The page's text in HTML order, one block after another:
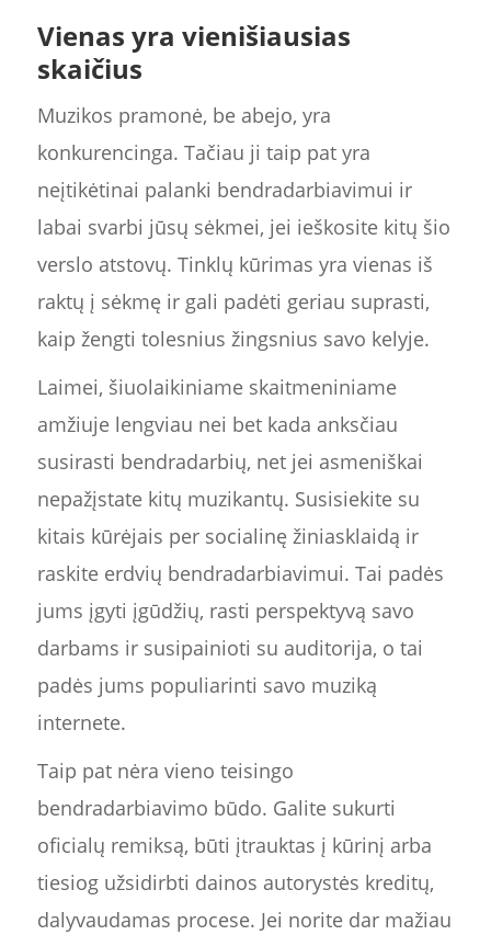
Vienas yra vienišiausias
skaičius
Muzikos pramonė, be abejo, yra
konkurencinga. Tačiau ji taip pat yra
neįtikėtinai palanki bendradarbiavimui ir
labai svarbi jūsų sėkmei, jei ieškosite kitų šio
verslo atstovų. Tinklų kūrimas yra vienas iš
raktų į sėkmę ir gali padėti geriau suprasti,
kaip žengti tolesnius žingsnius savo kelyje.
Laimei, šiuolaikiniame skaitmeniniame
amžiuje lengviau nei bet kada anksčiau
susirasti bendradarbių, net jei asmeniškai
nepažįstate kitų muzikantų. Susisiekite su
kitais kūrėjais per socialinę žiniasklaidą ir
raskite erdvių bendradarbiavimui. Tai padės
jums įgyti įgūdžių, rasti perspektyvą savo
darbams ir susipainioti su auditorija, o tai
padės jums populiarinti savo muziką
internete.
Taip pat nėra vieno teisingo
bendradarbiavimo būdo. Galite sukurti
oficialų remiksą, būti įtrauktas į kūrinį arba
tiesiog užsidirbti dainos autorystės kreditų,
dalyvaudamas procese. Jei norite dar mažiau